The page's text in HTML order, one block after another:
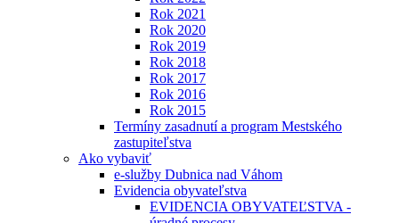
Rok 2021
Rok 2020
Rok 2019
Rok 2018
Rok 2017
Rok 2016
Rok 2015
Termíny zasadnutí a program Mestského
zastupiteľstva
Ako vybaviť
e-služby Dubnica nad Váhom
Evidencia obyvateľstva
EVIDENCIA OBYVATEĽSTVA -